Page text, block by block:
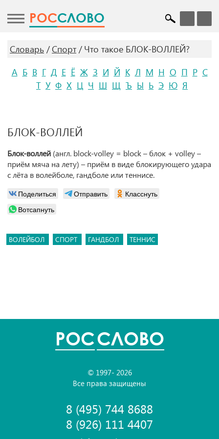
POCСЛОВО
Словарь Спорт
Что такое БЛОК-ВОЛЛЕЙ?
А Б В Г Д Е Ё Ж З И Й К Л М Н О П Р С
Т У Ф Х Ц Ч Ш Щ Ъ Ы Ь Э Ю Я
БЛОК-ВОЛЛЕЙ
Блок-воллей (англ. block-volley = block – блок + volley –
приём мяча на лету) – приём в виде блокирующего удара
с лёта в волейболе, гандболе или теннисе.
Поделиться Отправить
Класснуть
Вотсапнуть
ВОЛЕЙБОЛ СПОРТ ГАНДБОЛ ТЕННИС
POCСЛОВО
© 1997- 2026
Все права защищены
8 (495) 744 8688
8 (926) 111 4407